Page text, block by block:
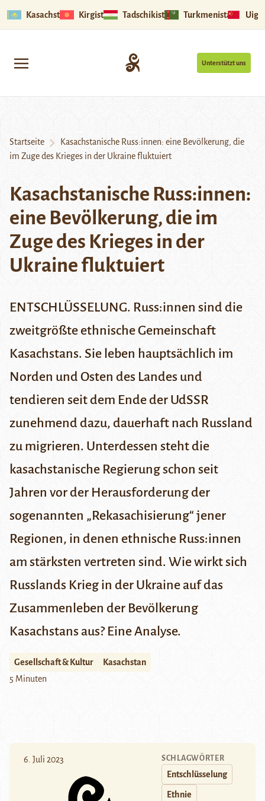
Kasachstan Kirgistan Tadschikistan Turkmenistan
Unterstützt uns
Startseite
Kasachstanische Russ:innen: eine Bevölkerung, die
im Zuge des Krieges in der Ukraine fluktuiert
Kasachstanische Russ:innen:
eine Bevölkerung, die im
Zuge des Krieges in der
Ukraine fluktuiert
ENTSCHLÜSSELUNG. Russ:innen sind die
zweitgrößte ethnische Gemeinschaft
Kasachstans. Sie leben hauptsächlich im
Norden und Osten des Landes und
tendieren seit dem Ende der UdSSR
zunehmend dazu, dauerhaft nach Russland
zu migrieren. Unterdessen steht die
kasachstanische Regierung schon seit
Jahren vor der Herausforderung der
sogenannten „Rekasachisierung“ jener
Regionen, in denen ethnische Russ:innen
am stärksten vertreten sind. Wie wirkt sich
Russlands Krieg in der Ukraine auf das
Zusammenleben der Bevölkerung
Kasachstans aus? Eine Analyse.
Gesellschaft & Kultur
Kasachstan
5 Minuten
6. Juli 2023 SCHLAGWÖRTER
Entschlüsselung
Ethnie